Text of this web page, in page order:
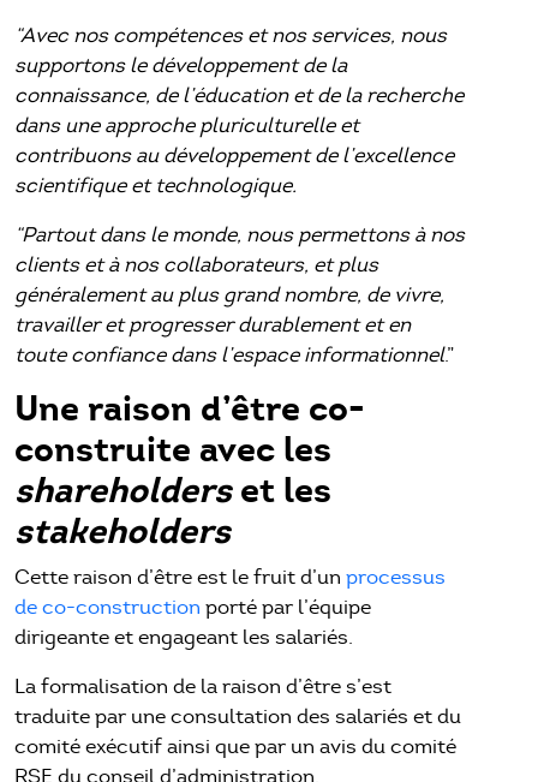
“Avec nos compétences et nos services, nous
supportons le développement de la
connaissance, de l’éducation et de la recherche
dans une approche pluriculturelle et
contribuons au développement de l’excellence
scientifique et technologique.
“Partout dans le monde, nous permettons à nos
clients et à nos collaborateurs, et plus
généralement au plus grand nombre, de vivre,
travailler et progresser durablement et en
toute confiance dans l’espace informationnel.”
Une raison d’être co-
construite avec les
shareholderset les
stakeholders
Cette raison d’être est le fruit d’unprocessus
de co-construction porté par l’équipe
dirigeante et engageant les salariés.
La formalisation de la raison d’être s’est
traduite par une consultation des salariés et du
comité exécutif ainsi que par un avis du comité
RSE du conseil d’administration.